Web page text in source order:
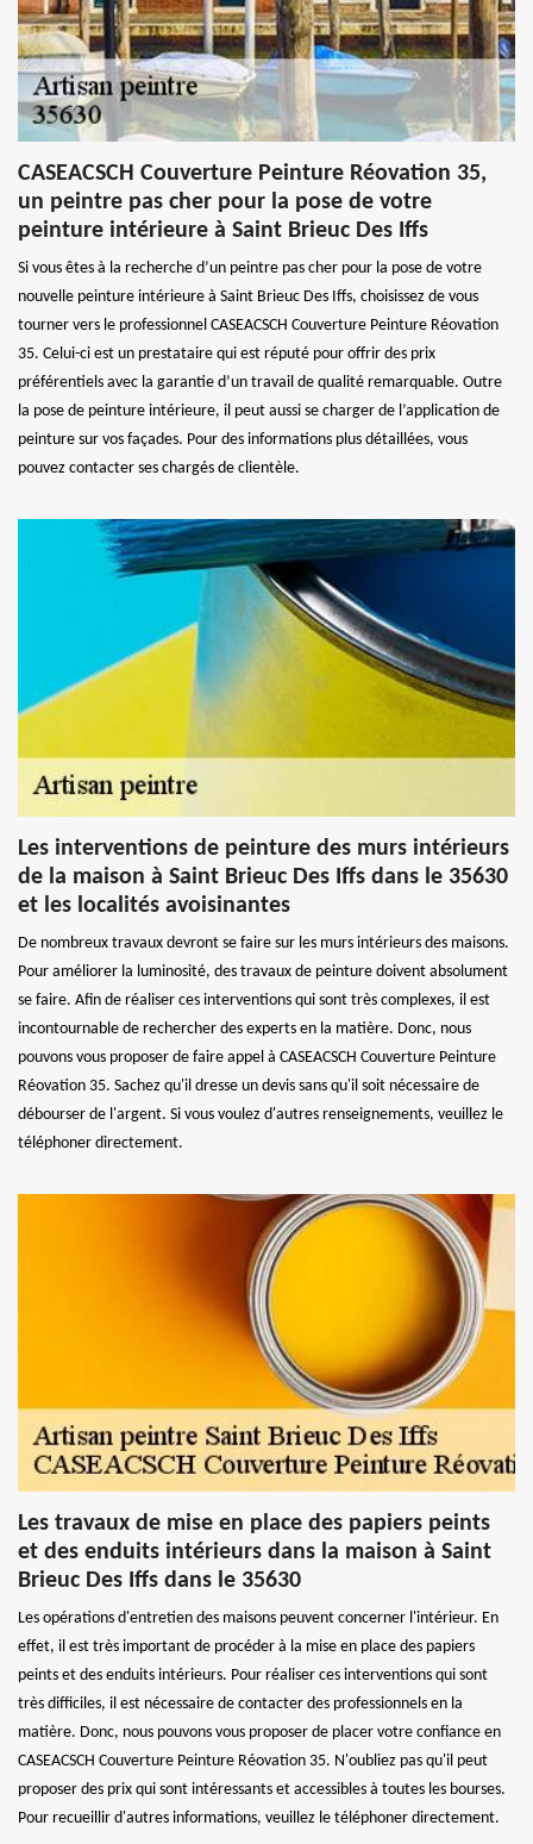
CASEACSCH Couverture Peinture Réovation 35,
un peintre pas cher pour la pose de votre
peinture intérieure à Saint Brieuc Des Iffs
Si vous êtes à la recherche d’un peintre pas cher pour la pose de votre
nouvelle peinture intérieure à Saint Brieuc Des Iffs, choisissez de vous
tourner vers le professionnel CASEACSCH Couverture Peinture Réovation
35. Celui-ci est un prestataire qui est réputé pour offrir des prix
préférentiels avec la garantie d’un travail de qualité remarquable. Outre
la pose de peinture intérieure, il peut aussi se charger de l’application de
peinture sur vos façades. Pour des informations plus détaillées, vous
pouvez contacter ses chargés de clientèle.
Les interventions de peinture des murs intérieurs
de la maison à Saint Brieuc Des Iffs dans le 35630
et les localités avoisinantes
De nombreux travaux devront se faire sur les murs intérieurs des maisons.
Pour améliorer la luminosité, des travaux de peinture doivent absolument
se faire. Afin de réaliser ces interventions qui sont très complexes, il est
incontournable de rechercher des experts en la matière. Donc, nous
pouvons vous proposer de faire appel à CASEACSCH Couverture Peinture
Réovation 35. Sachez qu'il dresse un devis sans qu'il soit nécessaire de
débourser de l'argent. Si vous voulez d'autres renseignements, veuillez le
téléphoner directement.
Les travaux de mise en place des papiers peints
et des enduits intérieurs dans la maison à Saint
Brieuc Des Iffs dans le 35630
Les opérations d'entretien des maisons peuvent concerner l'intérieur. En
effet, il est très important de procéder à la mise en place des papiers
peints et des enduits intérieurs. Pour réaliser ces interventions qui sont
très difficiles, il est nécessaire de contacter des professionnels en la
matière. Donc, nous pouvons vous proposer de placer votre confiance en
CASEACSCH Couverture Peinture Réovation 35. N'oubliez pas qu'il peut
proposer des prix qui sont intéressants et accessibles à toutes les bourses.
Pour recueillir d'autres informations, veuillez le téléphoner directement.